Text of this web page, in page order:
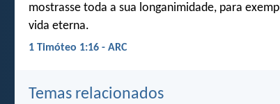
mostrasse toda a sua longanimidade, para
vida eterna.
1 Timóteo 1:16 - ARC
Temas relacionados